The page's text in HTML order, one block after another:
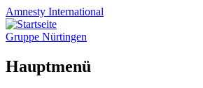
Amnesty International
Gruppe Nürtingen
Hauptmenü